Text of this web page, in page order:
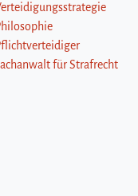
für Strafrecht